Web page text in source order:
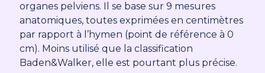
organes pelviens. Il se base sur 9 mesures
anatomiques, toutes exprimées en centimètres
par rapport à l’hymen (point de référence à 0
cm). Moins utilisé que la classification
Baden&Walker, elle est pourtant plus précise.